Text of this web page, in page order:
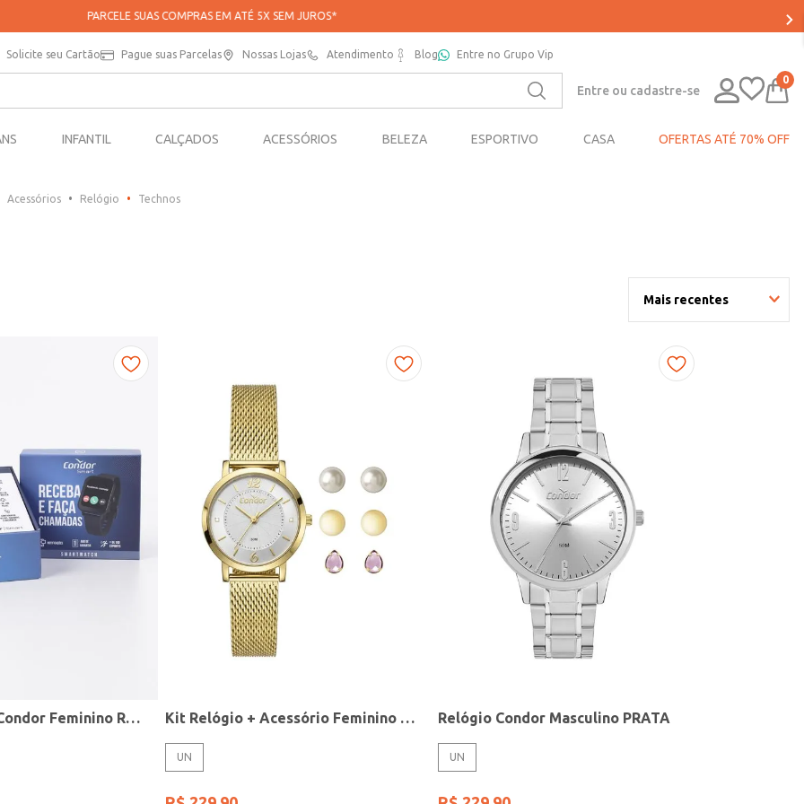
PARCELE SUAS COMPRAS EM ATÉ 5X SEM JUROS*
Solicite seu Cartão Pague suas Parcelas Nossas Lojas Atendimento Blog Entre no Grupo Vip
Entre ou cadastre-se
0
INFANTIL CALÇADOS ACESSÓRIOS BELEZA ESPORTIVO CASA OFERTAS ATÉ 70% OFF
Acessórios Relógio Technos
Mais recentes
Relógio Smart Condor Feminino ROSE Kit Relógio + Acessório Feminino DOURADO
UN
Relógio Condor Masculino PRATA
UN